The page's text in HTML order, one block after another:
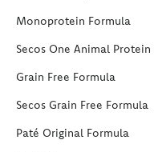
Monoprotein Formula
Secos One Animal Protein
Grain Free Formula
Secos Grain Free Formula
Paté Original Formula